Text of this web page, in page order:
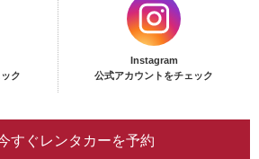
ク
Instagram
公式アカウントをチェック
すぐレンタカーを予約